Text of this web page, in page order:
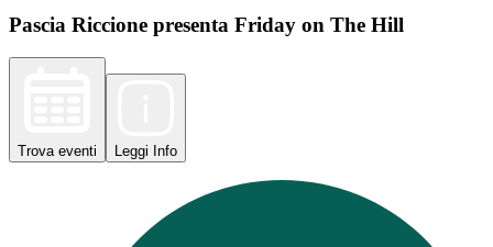
Pascia Riccione presenta Friday on The Hill
Trova eventi Leggi Info